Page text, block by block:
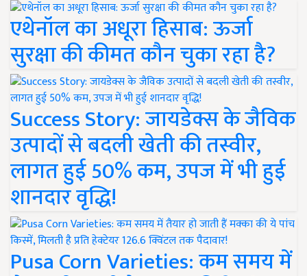
एथेनॉल का अधूरा हिसाब: ऊर्जा
सुरक्षा की कीमत कौन चुका रहा है?
Success Story: जायडेक्स के जैविक
उत्पादों से बदली खेती की तस्वीर,
लागत हुई 50% कम, उपज में भी हुई
शानदार वृद्धि!
Pusa Corn Varieties: कम समय में